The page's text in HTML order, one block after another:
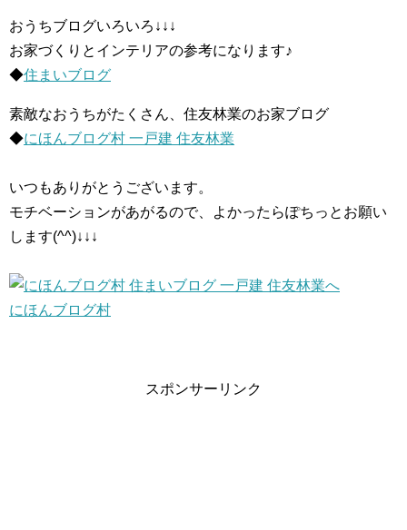
おうちブログいろいろ↓↓↓
お家づくりとインテリアの参考になります♪
◆住まいブログ
素敵なおうちがたくさん、住友林業のお家ブログ
◆にほんブログ村 一戸建 住友林業
いつもありがとうございます。
モチベーションがあがるので、よかったらぽちっとお願い
します(^^)↓↓↓
にほんブログ村
スポンサーリンク